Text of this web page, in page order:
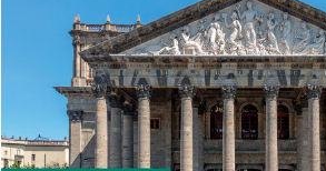
© AMPES 2026